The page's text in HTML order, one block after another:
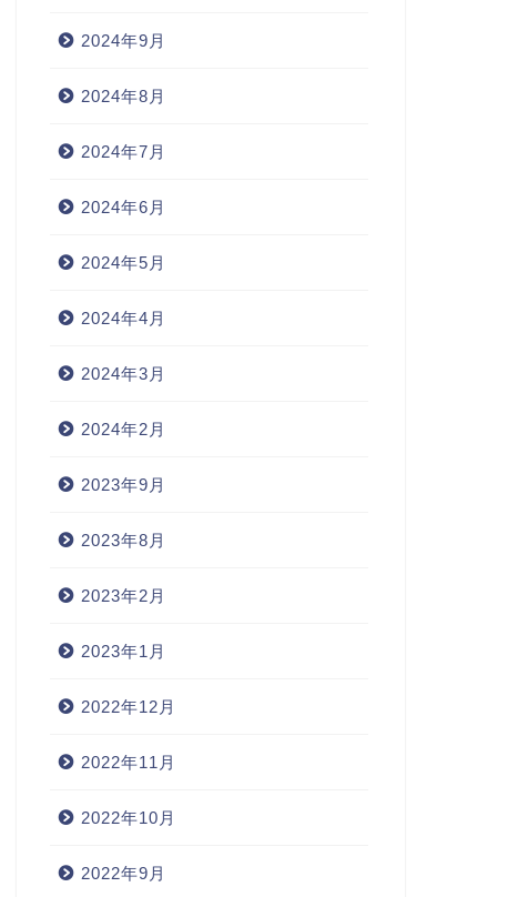
2024年9月
2024年8月
2024年7月
2024年6月
2024年5月
2024年4月
2024年3月
2024年2月
2023年9月
2023年8月
2023年2月
2023年1月
2022年12月
2022年11月
2022年10月
2022年9月